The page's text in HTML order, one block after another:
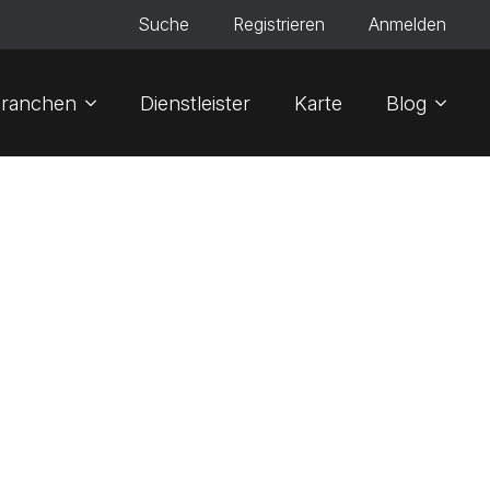
Suche Registrieren Anmelden
Dienstleister Karte Blog